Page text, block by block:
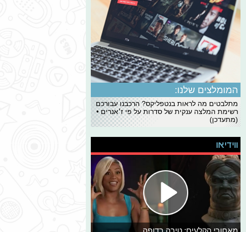
המומלצים שלנו:
מתלבטים מה לראות בנטפליקס? הרכבנו עבורכם
רשימת המלצה ענקית של סדרות על פי ז׳אנרים •
(מתעדכן)
ווידיאו